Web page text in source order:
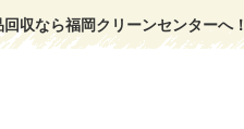
収なら福岡クリーンセンターへ！